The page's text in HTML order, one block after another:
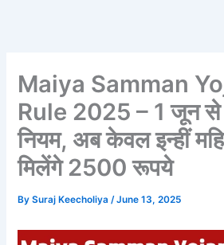
Maiya Samman
Rule 2025 – 1 जून से
नियम, अब केवल इन्हीं
मिलेंगे 2500 रूपये
BySuraj Keecholiya/June 13, 2025